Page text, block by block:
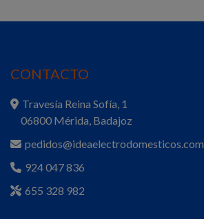
CONTACTO
Travesía Reina Sofía, 1
06800 Mérida, Badajoz
pedidos@ideaelectrodomesticos.com
924 047 836
655 328 982